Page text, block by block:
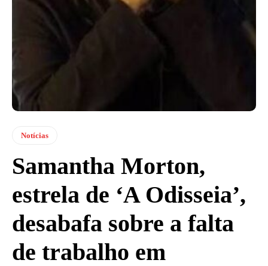
Notícias
Samantha Morton,
estrela de ‘A Odisseia’,
desabafa sobre a falta
de trabalho em